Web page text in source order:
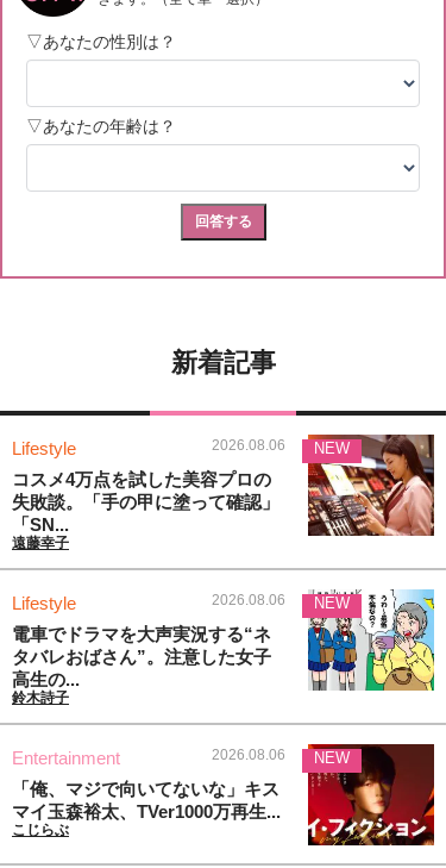
新着記事
Lifestyle 2026.08.06
コスメ4万点を試した美容プロの
失敗談。「手の甲に塗って確認」
「SN...
遠藤幸子
NEW
Lifestyle 2026.08.06
電車でドラマを大声実況する“ネ
タバレおばさん”。注意した女子
高生の...
鈴木詩子
NEW
Entertainment 2026.08.06
「俺、マジで向いてないな」キス
マイ玉森裕太、TVer1000万再生...
こじらぶ
NEW